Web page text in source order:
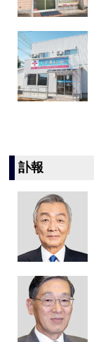
訃報